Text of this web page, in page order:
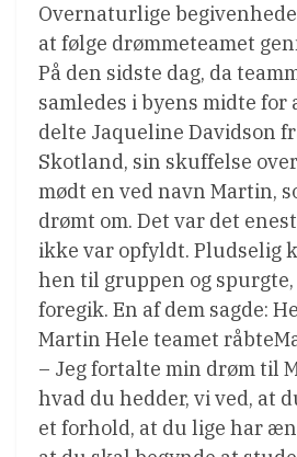
Overnaturlige
at følge drømmeteamet
På den sidste dag, da
samledes i byens midte for
delte Jaqueline Davidson
Skotland, sin skuffelse
mødt en ved navn Martin,
drømt om. Det var det
ikke var opfyldt. Pludselig
hen til gruppen og
foregik. En af dem sagde:
Martin Hele teamet
– Jeg fortalte min drøm til
hvad du hedder, vi ved, at
et forhold, at du lige har